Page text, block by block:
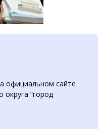
официальном сайте
округа “город